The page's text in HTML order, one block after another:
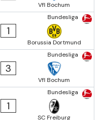
Vfl Bochum
Bundesliga
1
Borussia Dortmund
Bundesliga
3
Vfl Bochum
Bundesliga
1
SC Freiburg